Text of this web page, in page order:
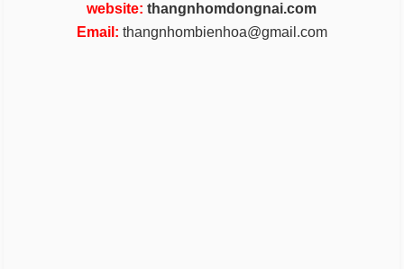
website: thangnhomdongnai.com
Email: thangnhombienhoa@gmail.com